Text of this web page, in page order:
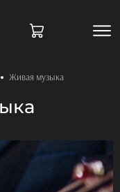
Живая музыка